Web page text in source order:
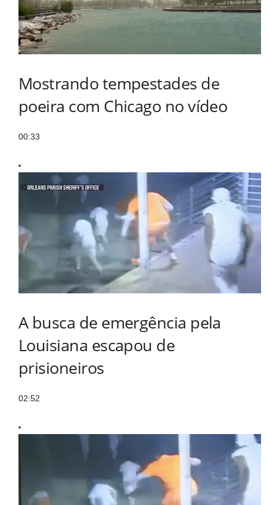
Mostrando tempestades de
poeira com Chicago no vídeo
00:33
A busca de emergência pela
Louisiana escapou de
prisioneiros
02:52